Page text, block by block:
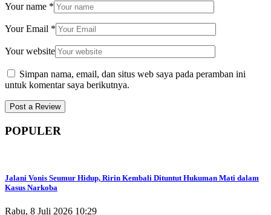
Your name *
Your Email *
Your website
Simpan nama, email, dan situs web saya pada peramban ini
untuk komentar saya berikutnya.
POPULER
Jalani Vonis Seumur Hidup, Ririn Kembali Dituntut Hukuman Mati dalam
Kasus Narkoba
Rabu, 8 Juli 2026 10:29